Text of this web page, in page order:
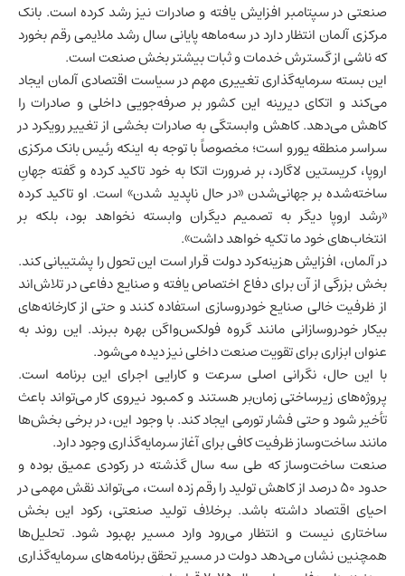
صنعتی در سپتامبر افزایش یافته و صادرات نیز رشد کرده است. بانک
مرکزی آلمان انتظار دارد در سه‌ماهه پایانی سال رشد ملایمی رقم بخورد
که ناشی از گسترش خدمات و ثبات بیشتر بخش صنعت است.
این بسته سرمایه‌گذاری تغییری مهم در سیاست اقتصادی آلمان ایجاد
می‌کند و اتکای دیرینه این کشور بر صرفه‌جویی داخلی و صادرات را
کاهش می‌دهد. کاهش وابستگی به صادرات بخشی از تغییر رویکرد در
سراسر منطقه یورو است؛ مخصوصاً با توجه به اینکه رئیس بانک مرکزی
اروپا، کریستین لاگارد، بر ضرورت اتکا به خود تاکید کرده و گفته جهانِ
ساخته‌شده بر جهانی‌شدن «در حال ناپدید شدن» است. او تاکید کرده
«رشد اروپا دیگر به تصمیم دیگران وابسته نخواهد بود، بلکه بر
انتخاب‌های خود ما تکیه خواهد داشت».
در آلمان، افزایش هزینه‌کرد دولت قرار است این تحول را پشتیبانی کند.
بخش بزرگی از آن برای دفاع اختصاص یافته و صنایع دفاعی در تلاش‌اند
از ظرفیت خالی صنایع خودروسازی استفاده کنند و حتی از کارخانه‌های
بیکار خودروسازانی مانند گروه فولکس‌واگن بهره ببرند. این روند به
عنوان ابزاری برای تقویت صنعت داخلی نیز دیده می‌شود.
با این حال، نگرانی اصلی سرعت و کارایی اجرای این برنامه است.
پروژه‌های زیرساختی زمان‌بر هستند و کمبود نیروی کار می‌تواند باعث
تأخیر شود و حتی فشار تورمی ایجاد کند. با وجود این، در برخی بخش‌ها
مانند ساخت‌وساز ظرفیت کافی برای آغاز سرمایه‌گذاری وجود دارد.
صنعت ساخت‌وساز که طی سه سال گذشته در رکودی عمیق بوده و
حدود ۵۰ درصد از کاهش تولید را رقم زده است، می‌تواند نقش مهمی در
احیای اقتصاد داشته باشد. برخلاف تولید صنعتی، رکود این بخش
ساختاری نیست و انتظار می‌رود وارد مسیر بهبود شود. تحلیل‌ها
همچنین نشان می‌دهد دولت در مسیر تحقق برنامه‌های سرمایه‌گذاری